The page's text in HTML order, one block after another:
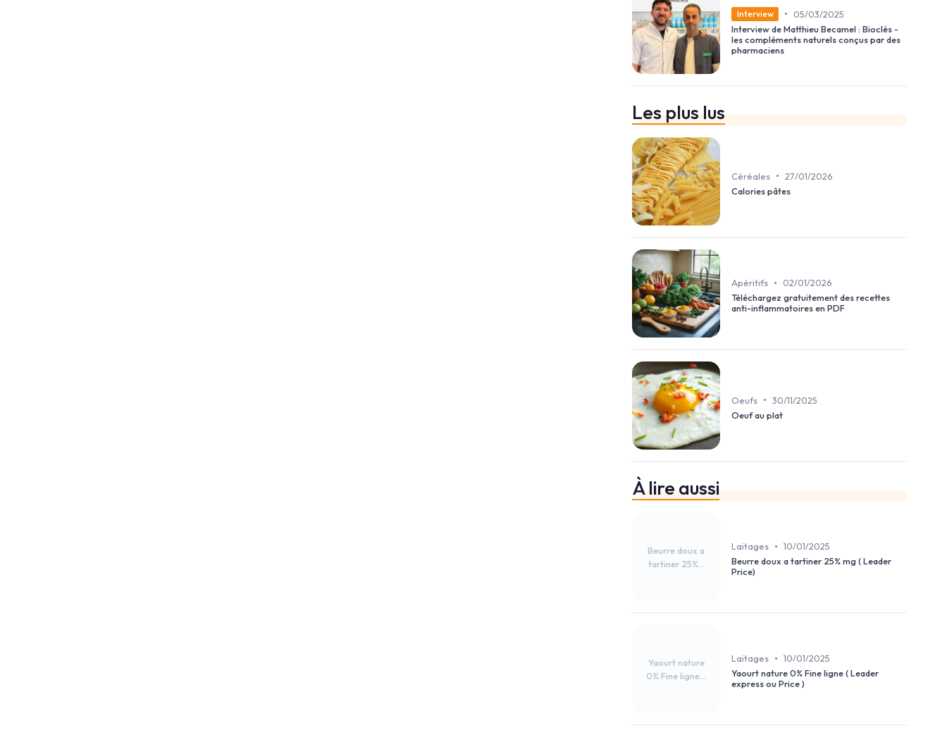
Interview •
05/03/2025
Interview de Matthieu Becamel : Bioclès -
les compléments naturels conçus par des
pharmaciens
Les plus lus
Céréales • 27/01/2026
Calories pâtes
Apéritifs •
02/01/2026
Téléchargez gratuitement des recettes
anti-inflammatoires en PDF
Oeufs • 30/11/2025
Oeuf au plat
À lire aussi
Beurre doux a
tartiner 25%...
Laitages • 10/01/2025
Beurre doux a tartiner 25% mg ( Leader
Price)
Yaourt nature
0% Fine ligne...
Laitages • 10/01/2025
Yaourt nature 0% Fine ligne ( Leader
express ou Price )